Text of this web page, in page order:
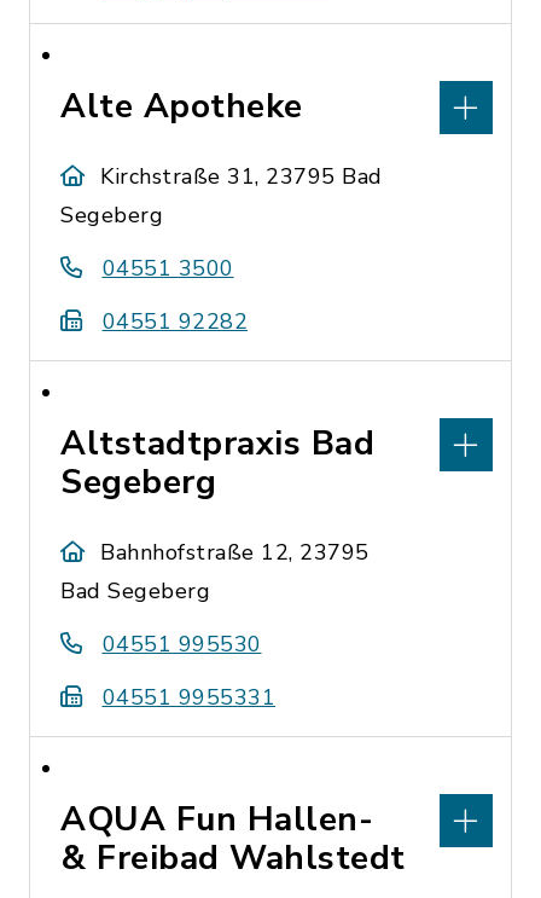
Alte Apotheke
Kirchstraße 31, 23795 Bad
Segeberg
04551 3500
04551 92282
Altstadtpraxis Bad
Segeberg
Bahnhofstraße 12, 23795
Bad Segeberg
04551 995530
04551 9955331
AQUA Fun Hallen-
& Freibad Wahlstedt